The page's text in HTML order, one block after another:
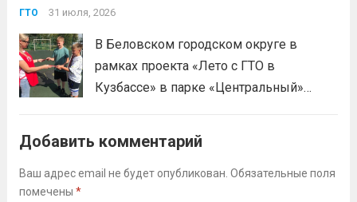
«Авангарда» не просто проверкой
праздником спорта.Поддерживая друг
друга, юноши и девушки показывают
отличные результаты, подтверждая,...
ГТО 31 июля, 2026
В Беловском городском округе в
рамках проекта «Лето с ГТО в
Кузбассе» в парке «Центральный»
спортивного комплекса «Готов к труду
и обороне» (ГТО)!Все желающие
Добавить комментарий
Ваш адрес email не будет опубликован. Обязательные поля
помечены *